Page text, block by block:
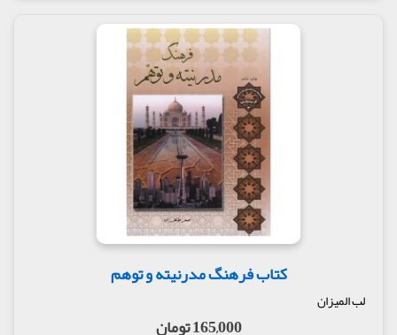
کتاب فرهنگ مدرنیته و توهم
لب المیزان
165,000 تومان